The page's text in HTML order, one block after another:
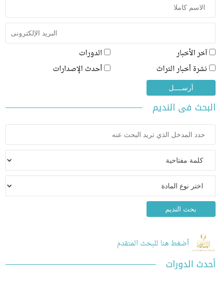
الأخبار
الدورات
أخبار التراث
أحدث الإصدارات
فى النديم
أضغط هنا للبحث المتقدم
الدورات